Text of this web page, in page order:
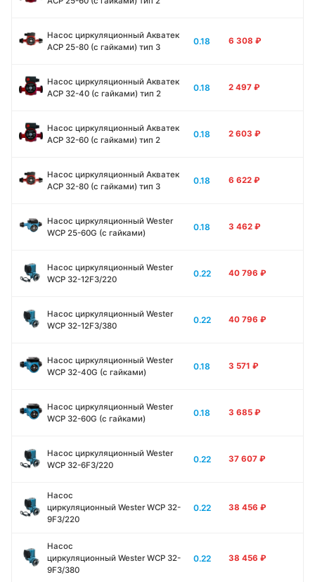
Насос циркуляционный Акватек
ACP 25-80 (с гайками) тип 3
0.18 6 308 ₽
Насос циркуляционный Акватек
ACP 32-40 (с гайками) тип 2
0.18 2 497 ₽
Насос циркуляционный Акватек
ACP 32-60 (с гайками) тип 2
0.18 2 603 ₽
Насос циркуляционный Акватек
ACP 32-80 (с гайками) тип 3
0.18 6 622 ₽
Насос циркуляционный Wester
WCP 25-60G (с гайками)
0.18 3 462 ₽
Насос циркуляционный Wester
WCP 32-12F3/220
0.22 40 796 ₽
Насос циркуляционный Wester
WCP 32-12F3/380
0.22 40 796 ₽
Насос циркуляционный Wester
WCP 32-40G (с гайками)
0.18 3 571 ₽
Насос циркуляционный Wester
WCP 32-60G (с гайками)
0.18 3 685 ₽
Насос циркуляционный Wester
WCP 32-6F3/220
0.22 37 607 ₽
Насос
циркуляционный Wester WCP 32-
9F3/220
0.22 38 456 ₽
Насос
циркуляционный Wester WCP 32-
9F3/380
0.22 38 456 ₽